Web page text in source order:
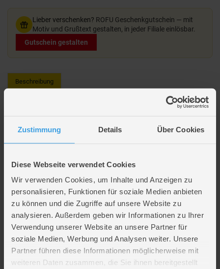
Zustimmung Details Über Cookies
Diese Webseite verwendet Cookies
Wir verwenden Cookies, um Inhalte und Anzeigen zu
personalisieren, Funktionen für soziale Medien anbieten
zu können und die Zugriffe auf unsere Website zu
analysieren. Außerdem geben wir Informationen zu Ihrer
Verwendung unserer Website an unsere Partner für
soziale Medien, Werbung und Analysen weiter. Unsere
Partner führen diese Informationen möglicherweise mit
weiteren Daten zusammen, die Sie ihnen bereitgestellt
Lieber verschenken? ROFU Geschenkgutschein — mit
Motiv und Grußtext gestalten, in jeder Filiale einlösbar.
Gutschein gestalten
Beschreibung
Setze dein inneres Fashion Monster frei und kreiere gruselig schöne
Inhalt: 2 künstliche Nagelsets, 2 Haarklammern, 2 Haarverlängerungen,
Ebenen.
Lieferumfang: 1 Schminkset
Altersempfehlung: Ab 6 Jahren
Artikelmerkmale
Altersempfehlung
ab 6 Jahre
Breite ca. 29,6 cm